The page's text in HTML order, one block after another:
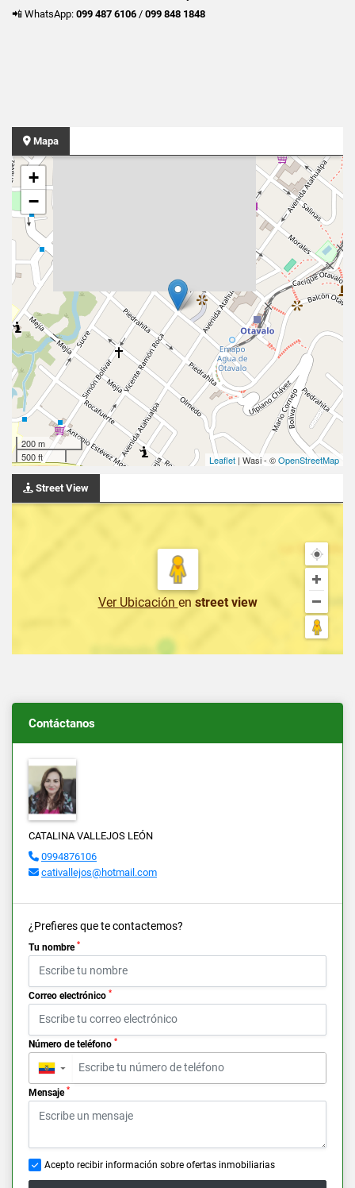
📲 WhatsApp: 099 487 6106 / 099 848 1848
Mapa
+
−
200 m
500 ft
Leaflet | Wasi - ©OpenStreetMap
Street View
Ver Ubicación en street view
Contáctanos
CATALINA VALLEJOS LEÓN
0994876106
cativallejos@hotmail.com
¿Prefieres que te contactemos?
Tu nombre *
Correo electrónico *
Número de teléfono *
▼
Mensaje *
Acepto recibir información sobre ofertas inmobiliarias